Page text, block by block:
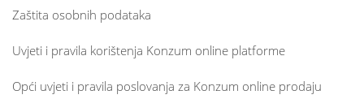
Zaštita osobnih podataka
Uvjeti i pravila korištenja Konzum online platforme
Opći uvjeti i pravila poslovanja za Konzum online prodaju